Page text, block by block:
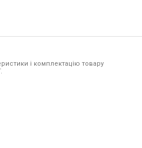
і комплектацію товару